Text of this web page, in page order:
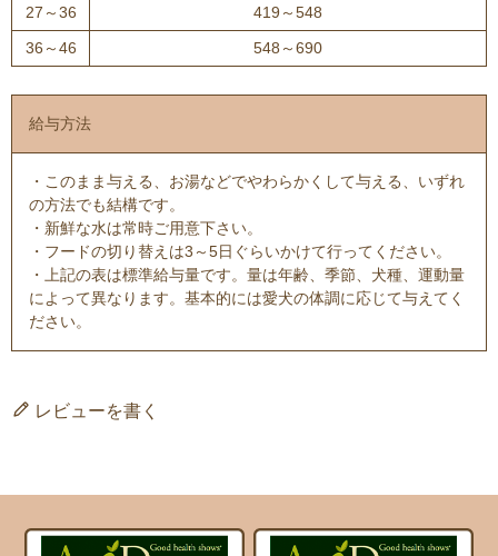
27～36
419～548
36～46
548～690
給与方法
・このまま与える、お湯などでやわらかくして与える、いずれ
の方法でも結構です。
・新鮮な水は常時ご用意下さい。
・フードの切り替えは3～5日ぐらいかけて行ってください。
・上記の表は標準給与量です。量は年齢、季節、犬種、運動量
によって異なります。基本的には愛犬の体調に応じて与えてく
ださい。
レビューを書く